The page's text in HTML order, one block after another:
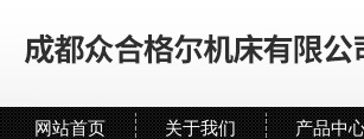
网站首页 关于我们 产品中